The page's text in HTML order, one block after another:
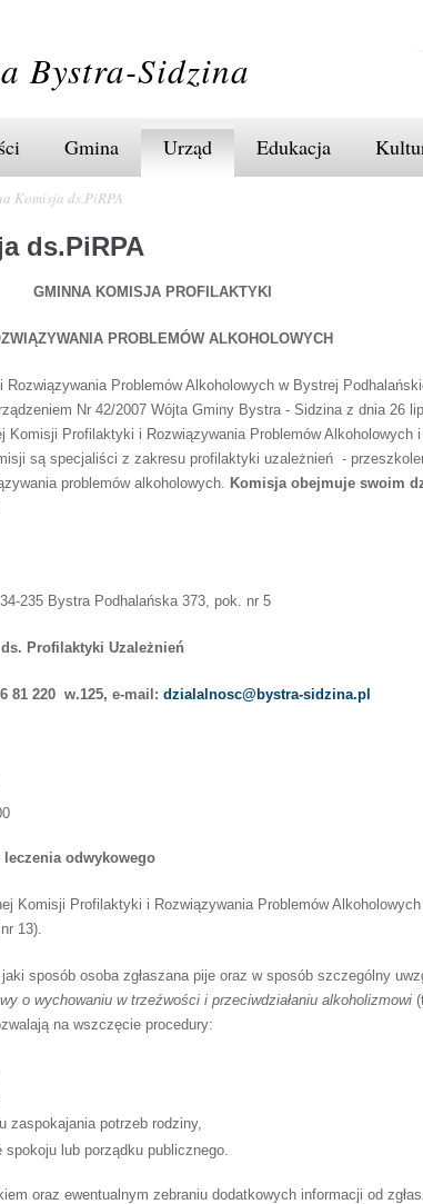
Bystra-Sidzina
Gmina Urząd Edukacja
Komisja ds.PiRPA
ds.PiRPA
GMINNA KOMISJA PROFILAKTYKI
PROBLEMÓW ALKOHOLOWYCH
Problemów Alkoholowych w Bystrej
Nr 42/2007 Wójta Gminy Bystra - Sidzina z dnia 26
Komisji Profilaktyki i Rozwiązywania Problemów Alkoholowych
są specjaliści z zakresu profilaktyki uzależnień -
problemów alkoholowych. Komisja obejmuje swoim
235 Bystra Podhalańska 373, pok. nr 5
Profilaktyki Uzależnień
81 220 w.125, e-mail: dzialalnosc@bystra-sidzina.pl
odwykowego
Komisji Profilaktyki i Rozwiązywania Problemów
13).
sposób osoba zgłaszana pije oraz w sposób szczególny
o wychowaniu w trzeźwości i przeciwdziałaniu alkoholizmowi
na wszczęcie procedury:
zaspokajania potrzeb rodziny,
lub porządku publicznego.
oraz ewentualnym zebraniu dodatkowych informacji od